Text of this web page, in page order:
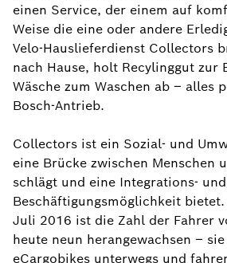
einen Service, der einem auf
Weise die eine oder andere
Velo-Hauslieferdienst Collectors
nach Hause, holt Recylinggut zur
Wäsche zum Waschen ab – alles
Bosch-Antrieb.
Collectors ist ein Sozial- und
eine Brücke zwischen Menschen
schlägt und eine Integrations- und
Beschäftigungsmöglichkeit
Juli 2016 ist die Zahl der Fahrer
heute neun herangewachsen –
eCargobikes unterwegs und